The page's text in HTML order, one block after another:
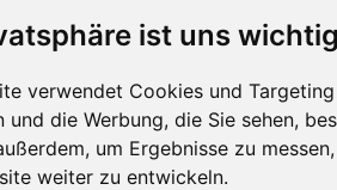
ist uns
verwendet Cookies und
und die Werbung, die Sie sehen,
um Ergebnisse zu
weiter zu entwickeln.